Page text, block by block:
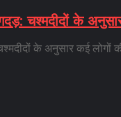
चश्मदीदों के
के अनुसार कई लोगों